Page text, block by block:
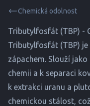
Chemická odolnost
Tributylfosfát (TBP) -
Tributylfosfát (TBP) je
zápachem. Slouží
chemii a k separaci
k extrakci uranu a
chemickou stálost,